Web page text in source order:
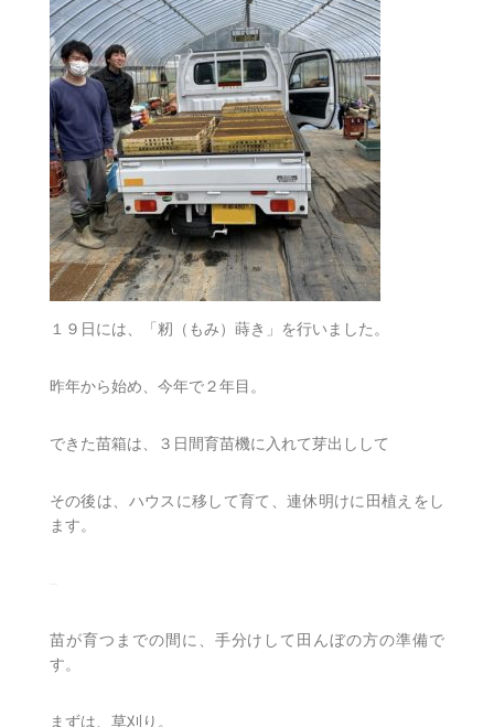
１９日には、「籾（もみ）蒔き」を行いました。
昨年から始め、今年で２年目。
できた苗箱は、３日間育苗機に入れて芽出しして
その後は、ハウスに移して育て、連休明けに田植えをし
ます。
苗が育つまでの間に、手分けして田んぼの方の準備で
す。
まずは、草刈り。